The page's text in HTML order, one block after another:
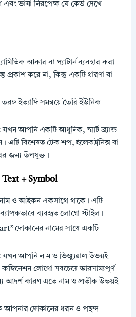
ভাষা নিরপেক্ষ যে কেউ দেখে
আকার বা প্যাটার্ন ব্যবহার করা
প্রকাশ করে না, কিন্তু একটি ধারণা বা
ইত্যাদি সমন্বয়ে তৈরি ইউনিক
যখন আপনি একটি আধুনিক, স্মার্ট ব্র্যান্ড
এটি বিশেষত টেক শপ, ইলেকট্রনিক্স বা
জন্য উপযুক্ত।
Text + Symbol
ও আইকন একসাথে থাকে। এটি
ব্যবহৃত লোগো স্টাইল।
দোকানের নামের সাথে একটি
যখন আপনি নাম ও ভিজ্যুয়াল উভয়ই
লোগো সবচেয়ে ভারসাম্যপূর্ণ
আদর্শ কারণ এতে নাম ও প্রতীক উভয়ই
আপনার দোকানের ধরন ও পছন্দ